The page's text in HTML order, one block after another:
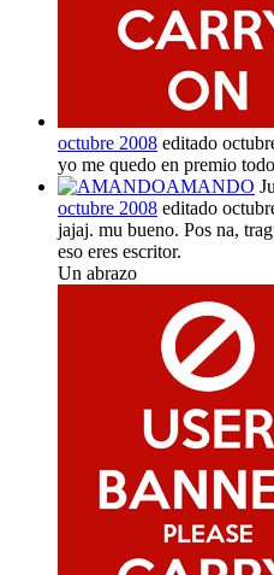
octubre 2008 editado
yo me quedo en premio
AMANDO
octubre 2008 editado
jajaj. mu bueno. Pos na,
eso eres escritor.
Un abrazo